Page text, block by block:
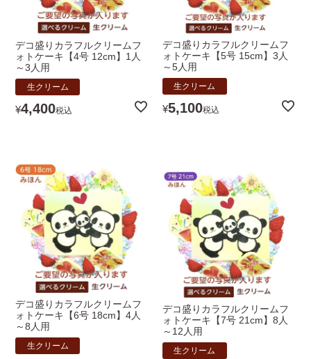
デコ盛りカラフルクリームフ
ォトケーキ【4号 12cm】1人
～3人用
生クリーム
¥4,400税込
デコ盛りカラフルクリームフ
ォトケーキ【5号 15cm】3人
～5人用
生クリーム
¥5,100税込
デコ盛りカラフルクリームフ
ォトケーキ【6号 18cm】4人
～8人用
生クリーム
デコ盛りカラフルクリームフ
ォトケーキ【7号 21cm】8人
～12人用
生クリーム